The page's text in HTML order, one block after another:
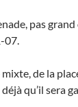
pas grand
07.
de la
déjà qu’il sera